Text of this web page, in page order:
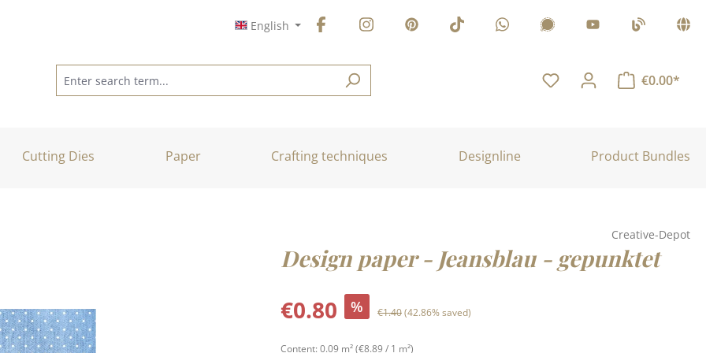
English
€0.00*
Cutting Dies Paper Crafting techniques Designline Product Bundles
Creative-Depot
Design paper - Jeansblau - gepunktet
Sale price:
€0.80 % Regular price:
€1.40(42.86% saved)
Content: 0.09 m²(€8.89 / 1 m²)